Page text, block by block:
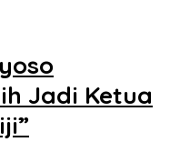
Jadi Ketua